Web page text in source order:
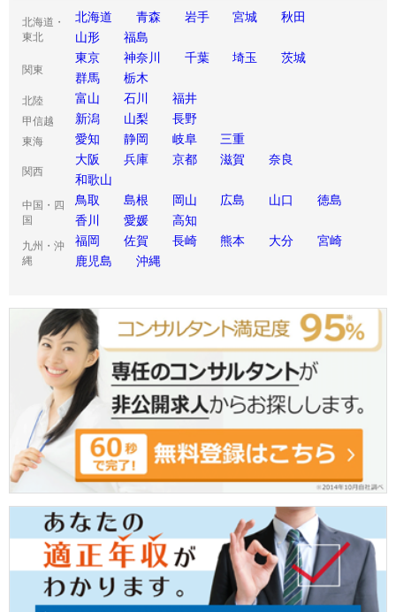
北海道・
東北
北海道 青森 岩手 宮城
秋田
山形
福島
関東
東京 神奈川 千葉 埼玉
茨城
群馬
栃木
北陸 富山 石川 福井
甲信越 新潟 山梨 長野
東海 愛知 静岡 岐阜 三重
関西
大阪 兵庫 京都 滋賀
奈良
和歌山
中国・四
国
鳥取 島根 岡山 広島 山口
徳島
香川
愛媛 高知
九州・沖
縄
福岡 佐賀 長崎 熊本 大分
宮崎
鹿児島
沖縄